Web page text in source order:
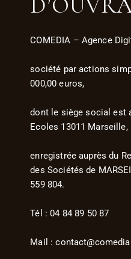
COMEDIA – Agence
société par actions
000,00 euros,
dont le siège social est
Ecoles 13011 Marseille,
enregistrée auprès du
des Sociétés de
559 804.
Tél : 04 84 89 50 87
Mail :